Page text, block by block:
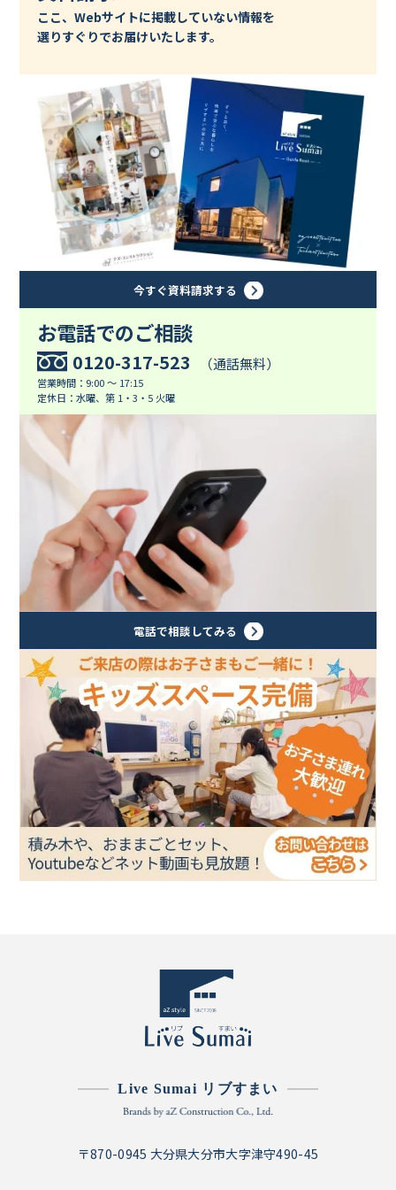
ここ、Webサイトに掲載していない情報を
選りすぐりでお届けいたします。
今すぐ資料請求する
お電話でのご相談
0120-317-523 （通話無料）
営業時間：9:00 ～ 17:15
定休日：水曜、第 1・3・5 火曜
電話で相談してみる
Live Sumai リブすまい
〒870-0945 大分県大分市大字津守490-45